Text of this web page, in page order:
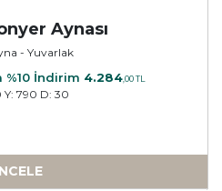
Aynası
- Yuvarlak
%10 İndirim 4.284,00 TL
Y: 790 D: 30
a